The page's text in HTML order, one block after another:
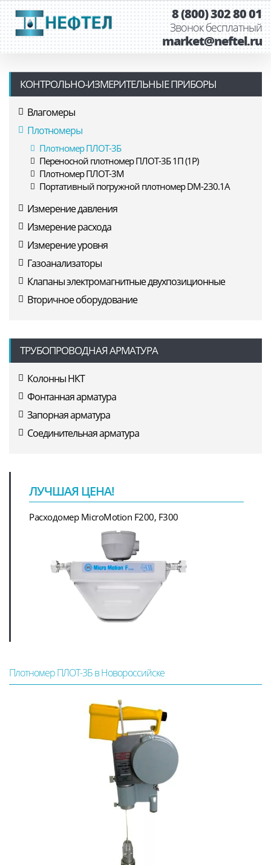
8 (800) 302 80 01
Звонок бесплатный
market@neftel.ru
КОНТРОЛЬНО-ИЗМЕРИТЕЛЬНЫЕ ПРИБОРЫ
Влагомеры
Плотномеры
Плотномер ПЛОТ-3Б
Переносной плотномер ПЛОТ-3Б 1П (1Р)
Плотномер ПЛОТ-3М
Портативный погружной плотномер DM-230.1A
Измерение давления
Измерение расхода
Измерение уровня
Газоанализаторы
Клапаны электромагнитные двухпозиционные
Вторичное оборудование
ТРУБОПРОВОДНАЯ АРМАТУРА
Колонны НКТ
Фонтанная арматура
Запорная арматура
Соединительная арматура
ЛУЧШАЯ ЦЕНА!
Расходомер MicroMotion F200, F300
Плотномер ПЛОТ-3Б в Новороссийске